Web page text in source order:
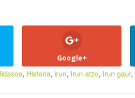
Google+
, Historia, irun, Irun atzo, Irun gaur,